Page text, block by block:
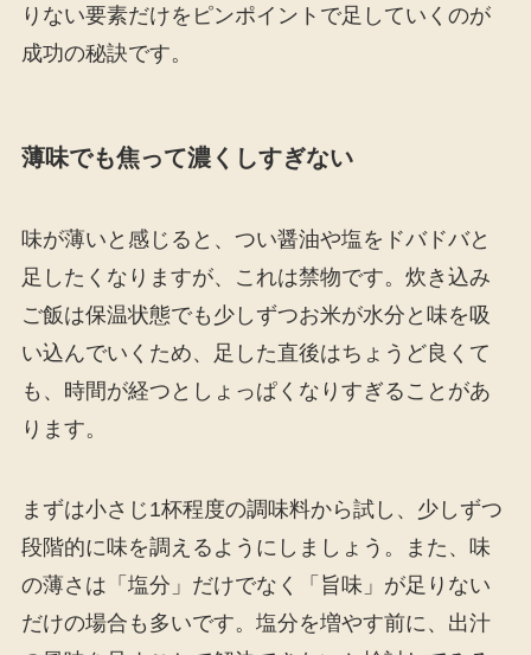
りない要素だけをピンポイントで足していくのが
成功の秘訣です。
薄味でも焦って濃くしすぎない
味が薄いと感じると、つい醤油や塩をドバドバと
足したくなりますが、これは禁物です。炊き込み
ご飯は保温状態でも少しずつお米が水分と味を吸
い込んでいくため、足した直後はちょうど良くて
も、時間が経つとしょっぱくなりすぎることがあ
ります。
まずは小さじ1杯程度の調味料から試し、少しずつ
段階的に味を調えるようにしましょう。また、味
の薄さは「塩分」だけでなく「旨味」が足りない
だけの場合も多いです。塩分を増やす前に、出汁